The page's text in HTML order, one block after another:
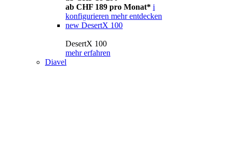
ab CHF 189 pro Monat* i
konfigurieren mehr entdecken
new DesertX 100
DesertX 100
mehr erfahren
Diavel